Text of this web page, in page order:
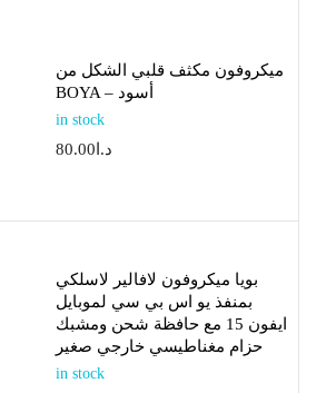
ميكروفون مكثف قلبي الشكل من
BOYA – أسود
in stock
د.ا 80.00
بويا ميكروفون لافالير لاسلكي
بمنفذ يو اس بي سي لموبايل
ايفون 15 مع حافظة شحن ومشبك
حزام مغناطيسي خارجي صغير
in stock